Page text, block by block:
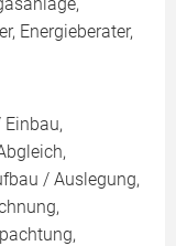
Energieberater,
/ Auslegung,